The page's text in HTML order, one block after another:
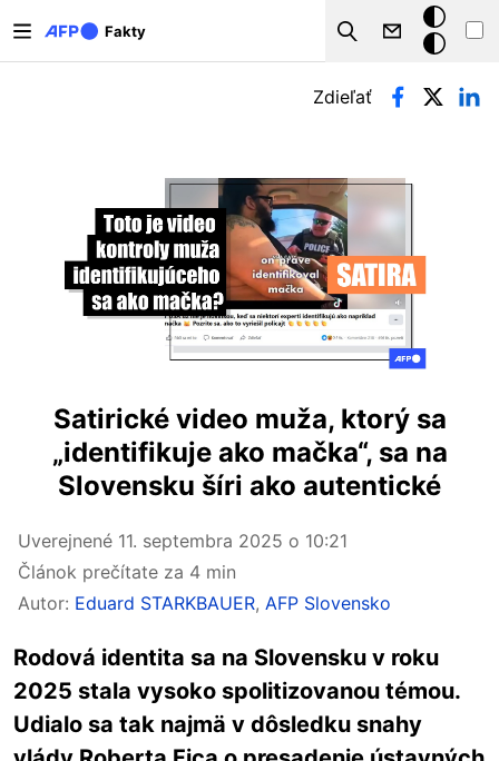
Fakty
Search
Tmavý
režim
Primárne karty
Zdieľať
Satirické video muža, ktorý sa
„identifikuje ako mačka“, sa na
Slovensku šíri ako autentické
Uverejnené 11. septembra 2025 o 10:21
Článok prečítate za 4 min
Autor: Eduard STARKBAUER, AFP Slovensko
Rodová identita sa na Slovensku v roku
2025 stala vysoko spolitizovanou témou.
Udialo sa tak najmä v dôsledku snahy